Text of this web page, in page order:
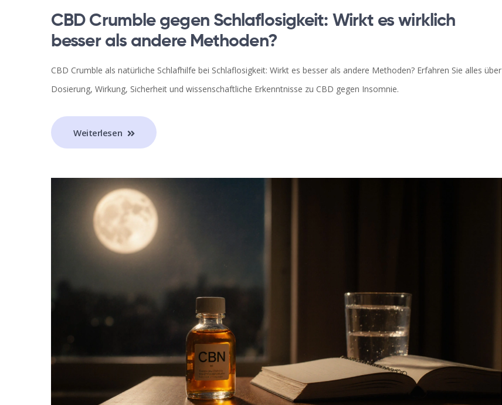
CBD Crumble gegen Schlaflosigkeit: Wirkt es wirklich
besser als andere Methoden?
CBD Crumble als natürliche Schlafhilfe bei Schlaflosigkeit: Wirkt es besser als andere Methoden? Erfahren Sie alles über
Dosierung, Wirkung, Sicherheit und wissenschaftliche Erkenntnisse zu CBD gegen Insomnie.
Weiterlesen